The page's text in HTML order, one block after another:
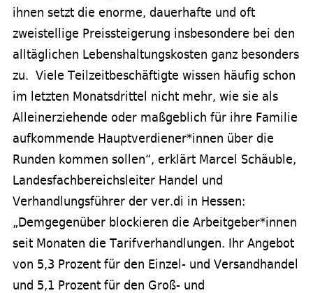
ihnen setzt die enorme, dauerhafte und oft
zweistellige Preissteigerung insbesondere bei den
alltäglichen Lebenshaltungskosten ganz besonders
zu. Viele Teilzeitbeschäftigte wissen häufig schon
im letzten Monatsdrittel nicht mehr, wie sie als
Alleinerziehende oder maßgeblich für ihre Familie
aufkommende Hauptverdiener*innen über die
Runden kommen sollen“, erklärt Marcel Schäuble,
Landesfachbereichsleiter Handel und
Verhandlungsführer der ver.di in Hessen:
„Demgegenüber blockieren die Arbeitgeber*innen
seit Monaten die Tarifverhandlungen. Ihr Angebot
von 5,3 Prozent für den Einzel- und Versandhandel
und 5,1 Prozent für den Groß- und